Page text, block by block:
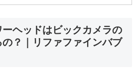
ーヘッドはビックカメラの
？｜リファファインバブ